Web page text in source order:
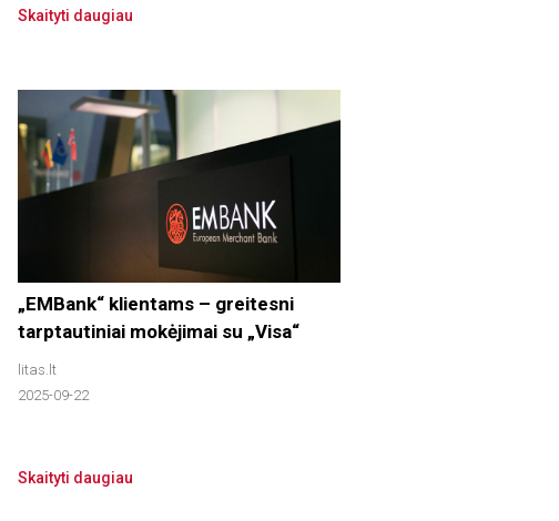
Skaityti daugiau
„EMBank“ klientams – greitesni
tarptautiniai mokėjimai su „Visa“
litas.lt
2025-09-22
Skaityti daugiau